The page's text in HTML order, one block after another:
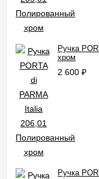
Ручка
хром
2 600 ₽
Ручка